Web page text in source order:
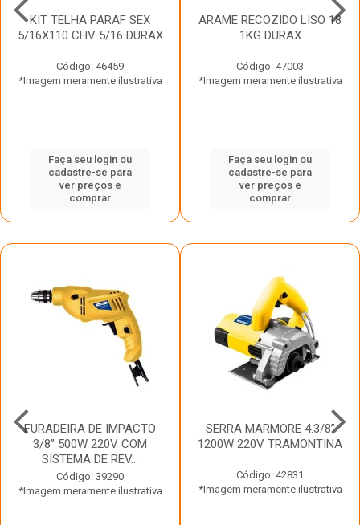
KIT TELHA PARAF SEX
5/16X110 CHV 5/16 DURAX
Código: 46459
*Imagem meramente ilustrativa
Faça seu login ou
cadastre-se para
ver preços e
comprar
ARAME RECOZIDO LISO 18
1KG DURAX
Código: 47003
*Imagem meramente ilustrativa
Faça seu login ou
cadastre-se para
ver preços e
comprar
FURADEIRA DE IMPACTO
3/8” 500W 220V COM
SISTEMA DE REV...
Código: 39290
*Imagem meramente ilustrativa
SERRA MARMORE 4.3/8”
1200W 220V TRAMONTINA
Código: 42831
*Imagem meramente ilustrativa